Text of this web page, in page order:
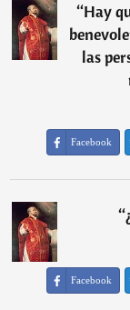
“Hay
las
Facebook
“
Facebook